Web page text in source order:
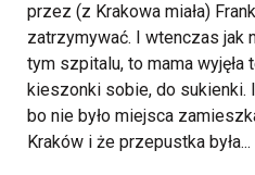
przez (z Krakowa miała)
zatrzymywać. I wtenczas jak
tym szpitalu, to mama wyjęła
kieszonki sobie, do sukienki.
bo nie było miejsca
Kraków i że przepustka była...